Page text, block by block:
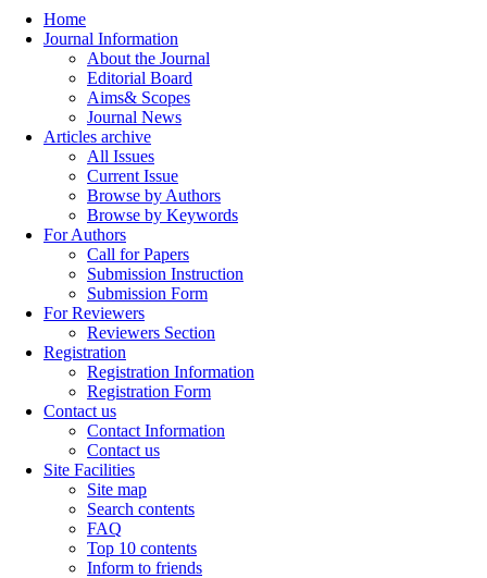
Home
Journal Information
About the Journal
Editorial Board
Aims& Scopes
Journal News
Articles archive
All Issues
Current Issue
Browse by Authors
Browse by Keywords
For Authors
Call for Papers
Submission Instruction
Submission Form
For Reviewers
Reviewers Section
Registration
Registration Information
Registration Form
Contact us
Contact Information
Contact us
Site Facilities
Site map
Search contents
FAQ
Top 10 contents
Inform to friends